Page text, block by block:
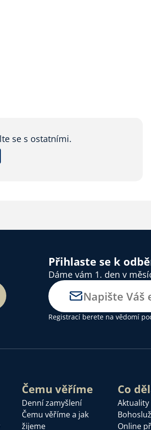
se s ostatními.
Přihlaste se k
Dáme vám 1. den v
Registrací berete na vědomí
Čemu věříme
Denní zamyšlení
Čemu věříme a jak
žijeme
Co
Aktuality
Online